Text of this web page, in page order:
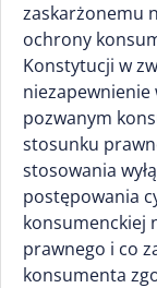
zaskarżonemu
ochrony
Konstytucji w
niezapewnienie
pozwanym
stosunku
stosowania
postępowania
konsumenckiej
prawnego i co
konsumenta